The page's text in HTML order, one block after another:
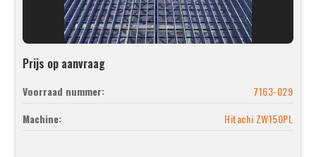
Prijs op aanvraag
Voorraad nummer:
7163-029
Machine:
Hitachi ZW150PL